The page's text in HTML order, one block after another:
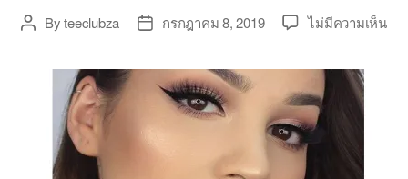
PostByteeclubza
Postกรกฎาคม 8, 2019 ไม่มีความเห็นบน